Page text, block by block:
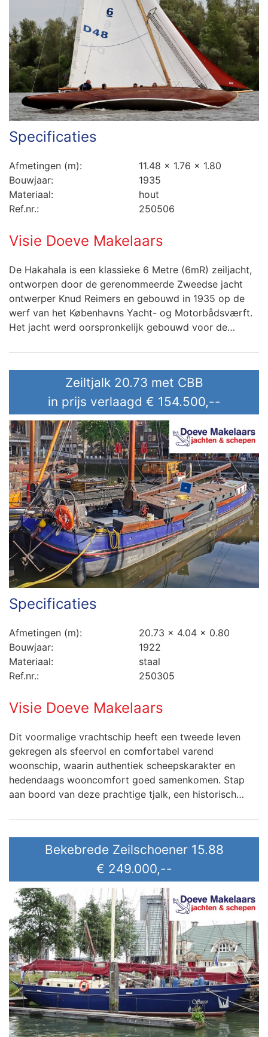
Specificaties
Afmetingen (m):
11.48 x 1.76 x 1.80
Bouwjaar:
1935
Materiaal:
hout
Ref.nr.:
250506
Visie Doeve Makelaars
De Hakahala is een klassieke 6 Metre (6mR) zeiljacht,
ontworpen door de gerenommeerde Zweedse jacht
ontwerper Knud Reimers en gebouwd in 1935 op de
werf van het Københavns Yacht- og Motorbådsværft.
Het jacht werd oorspronkelijk gebouwd voor de…
Zeiltjalk 20.73 met CBB
in prijs verlaagd € 154.500,--
Specificaties
Afmetingen (m):
20.73 x 4.04 x 0.80
Bouwjaar:
1922
Materiaal:
staal
Ref.nr.:
250305
Visie Doeve Makelaars
Dit voormalige vrachtschip heeft een tweede leven
gekregen als sfeervol en comfortabel varend
woonschip, waarin authentiek scheepskarakter en
hedendaags wooncomfort goed samenkomen. Stap
aan boord van deze prachtige tjalk, een historisch…
Bekebrede Zeilschoener 15.88
€ 249.000,--